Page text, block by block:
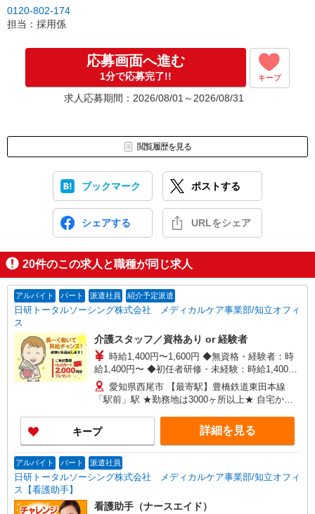
0120-802-174
担当：採用係
応募画面へ進む
1分で応募完了!! キープ
求人応募期間：2026/08/01～2026/08/31
閲覧履歴を見る
ブックマーク ポストする
シェアする URLをシェア
20件のこの求人と職種が同じ求人
アルバイト パート 派遣社員 紹介予定派遣
日研トータルソーシング株式会社 メディカルケア事業部/知立オフィ
ス
介護スタッフ／資格あり or 経験者
時給1,400円〜1,600円 ◆無資格・経験者：時
給1,400円〜 ◆初任者研修・未経験：時給1,400
円〜 ◆初任者研修・経験者：時給1,500円〜 ◆介
護福祉士：時給1,600円〜 ※経験者は3ヶ月以上 ※
給与幅は経験・能力による ★週払いOK（規定あ
り）
愛知県西尾市 【最寄駅】豊橋鉄道東田本線
「駅前」駅 ★勤務地は3000ヶ所以上★ 自宅から
下さい！！
キープ 詳細を見る
アルバイト パート 派遣社員
日研トータルソーシング株式会社 メディカルケア事業部/知立オフィ
ス【看護助手】
看護助手（ナースエイド）